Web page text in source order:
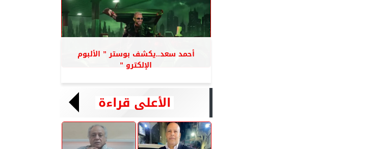
أحمد سعد..يكشف بوستر ” الألبوم
الإلكترو ”
الأعلى قراءة